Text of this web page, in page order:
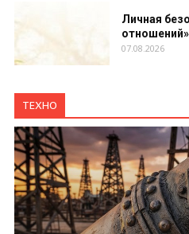
Личная
07.08.2026
ТЕХНО